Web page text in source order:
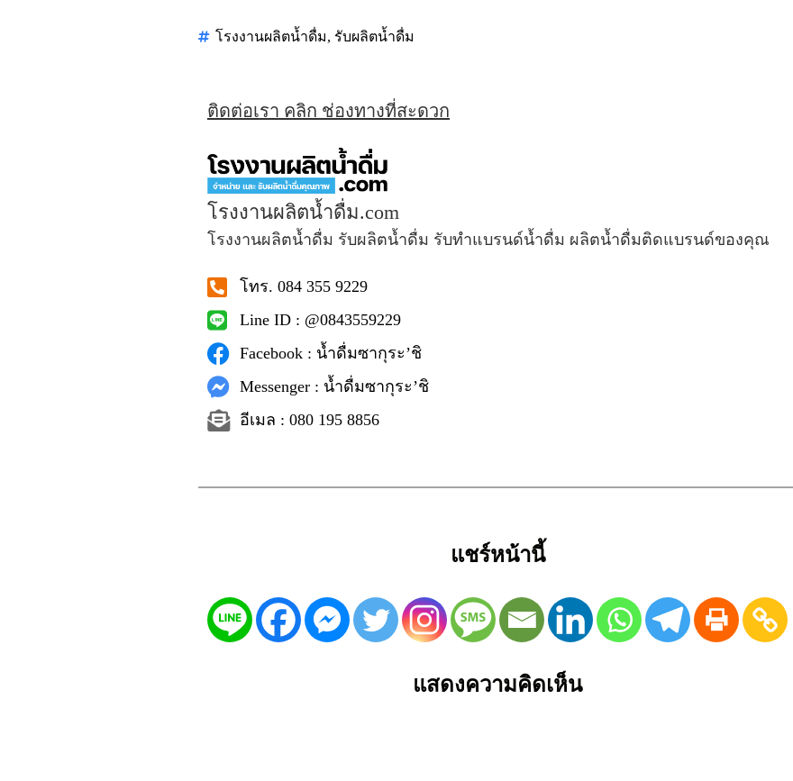
โรงงานผลิตน้ำดื่ม, รับผลิตน้ำดื่ม
ติดต่อเรา คลิก ช่องทางที่สะดวก
โรงงานผลิตน้ำดื่ม.com
โรงงานผลิตน้ำดื่ม รับผลิตน้ำดื่ม รับทำแบรนด์น้ำดื่ม ผลิตน้ำดื่มติดแบรนด์ของคุณ
โทร. 084 355 9229
Line ID : @0843559229
Facebook : น้ำดื่มซากุระ’ชิ
Messenger : น้ำดื่มซากุระ’ชิ
อีเมล : 080 195 8856
แชร์หน้านี้
แสดงความคิดเห็น